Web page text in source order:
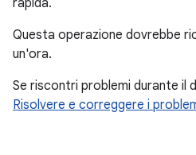
rapida.
Questa operazione dovrebbe
un'ora.
Se riscontri problemi durante il
Risolvere e correggere i